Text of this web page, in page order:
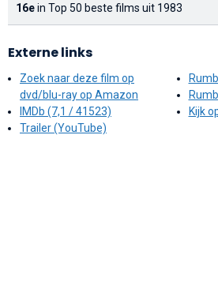
16ein Top 50 beste films uit 1983
Externe links
Zoek naar deze film op
dvd/blu-ray op Amazon
IMDb (7,1 / 41523)
Trailer (YouTube)
Kijk